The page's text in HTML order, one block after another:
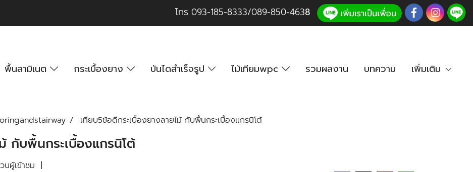
โทร 093-185-8333/089-850-4638
พื้นลามิเนต กระเบื้องยาง บันไดสำเร็จรูป ไม้เทียมwpc รวมผลงาน บทความ เพิ่มเติม
เทียบ5ข้อดีกระเบื้องยางลายไม้ กับพื้นกระเบื้องแกรนิโต้
กับพื้นกระเบื้องแกรนิโต้
นผู้เข้าชม |